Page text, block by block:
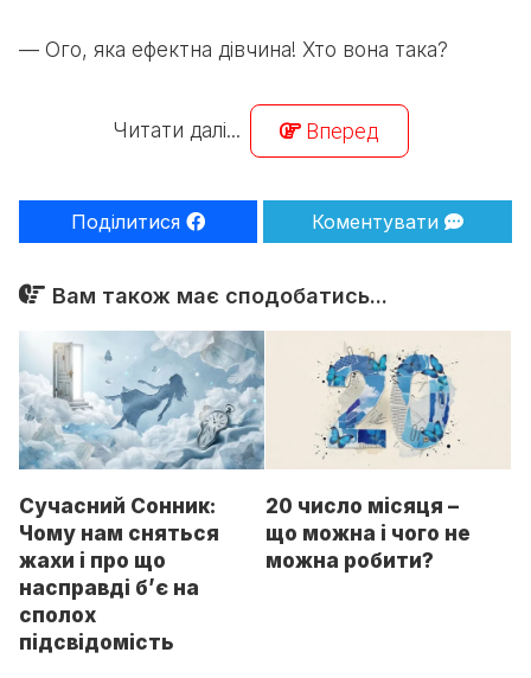
— Ого, яка ефектна дівчина! Хто вона така?
Читати далі... Вперед
Поділитися Коментувати
Вам також має сподобатись...
Сучасний Сонник:
Чому нам сняться
жахи і про що
насправді б’є на
сполох
підсвідомість
20 число місяця –
що можна і чого не
можна робити?